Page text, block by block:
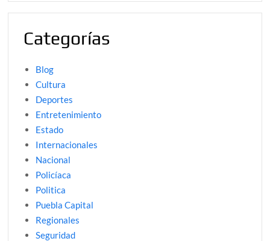
Categorías
Blog
Cultura
Deportes
Entretenimiento
Estado
Internacionales
Nacional
Policíaca
Politica
Puebla Capital
Regionales
Seguridad